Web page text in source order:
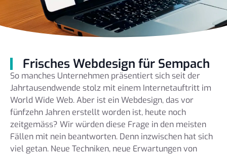
Frisches Webdesign für Sempach
So manches Unternehmen präsentiert sich seit der
Jahrtausendwende stolz mit einem Internetauftritt im
World Wide Web. Aber ist ein Webdesign, das vor
fünfzehn Jahren erstellt worden ist, heute noch
zeitgemäss? Wir würden diese Frage in den meisten
Fällen mit nein beantworten. Denn inzwischen hat sich
viel getan. Neue Techniken, neue Erwartungen von